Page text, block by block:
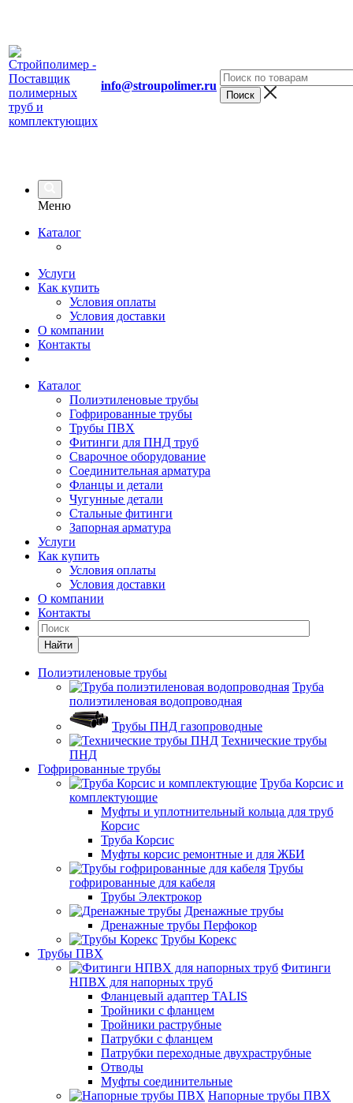
info@stroupolimer.ru
Меню
Каталог
Услуги
Как купить
Условия оплаты
Условия доставки
О компании
Контакты
Каталог
Полиэтиленовые трубы
Гофрированные трубы
Трубы ПВХ
Фитинги для ПНД труб
Сварочное оборудование
Соединительная арматура
Фланцы и детали
Чугунные детали
Стальные фитинги
Запорная арматура
Услуги
Как купить
Условия оплаты
Условия доставки
О компании
Контакты
Найти
Полиэтиленовые трубы
Труба
полиэтиленовая водопроводная
Трубы ПНД газопроводные
Технические трубы
ПНД
Гофрированные трубы
Труба Корсис и
комплектующие
Муфты и уплотнительный кольца для труб
Корсис
Труба Корсис
Муфты корсис ремонтные и для ЖБИ
Трубы
гофрированные для кабеля
Трубы Электрокор
Дренажные трубы
Дренажные трубы Перфокор
Трубы Корекс
Трубы ПВХ
Фитинги
НПВХ для напорных труб
Фланцевый адаптер TALIS
Тройники с фланцем
Тройники раструбные
Патрубки с фланцем
Патрубки переходные двухраструбные
Отводы
Муфты соединительные
Напорные трубы ПВХ